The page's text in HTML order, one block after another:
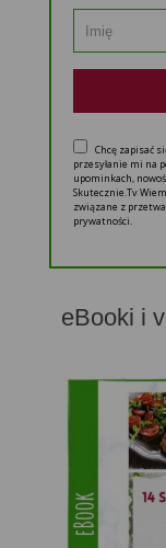
Chcę zapisać
przesyłanie mi na
upominkach,
Skutecznie.Tv
związane z
prywatności.
eBooki i